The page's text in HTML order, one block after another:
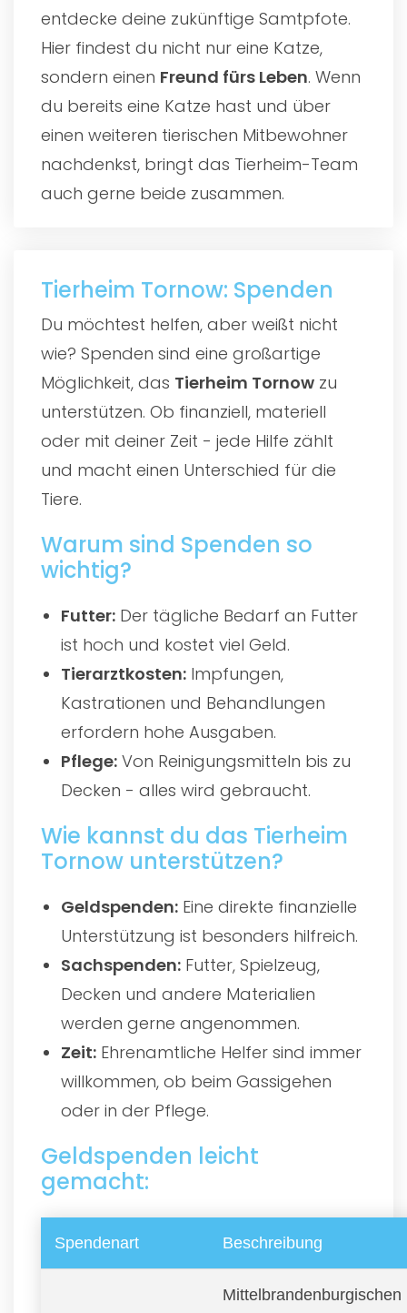
entdecke deine zukünftige Samtpfote.
Hier findest du nicht nur eine Katze,
sondern einen Freund fürs Leben. Wenn
du bereits eine Katze hast und über
einen weiteren tierischen Mitbewohner
nachdenkst, bringt das Tierheim-Team
auch gerne beide zusammen.
Tierheim Tornow: Spenden
Du möchtest helfen, aber weißt nicht
wie? Spenden sind eine großartige
Möglichkeit, das Tierheim Tornow zu
unterstützen. Ob finanziell, materiell
oder mit deiner Zeit - jede Hilfe zählt
und macht einen Unterschied für die
Tiere.
Warum sind Spenden so
wichtig?
Futter: Der tägliche Bedarf an Futter
ist hoch und kostet viel Geld.
Tierarztkosten: Impfungen,
Kastrationen und Behandlungen
erfordern hohe Ausgaben.
Pflege: Von Reinigungsmitteln bis zu
Decken - alles wird gebraucht.
Wie kannst du das Tierheim
Tornow unterstützen?
Geldspenden: Eine direkte finanzielle
Unterstützung ist besonders hilfreich.
Sachspenden: Futter, Spielzeug,
Decken und andere Materialien
werden gerne angenommen.
Zeit: Ehrenamtliche Helfer sind immer
willkommen, ob beim Gassigehen
oder in der Pflege.
Geldspenden leicht
gemacht:
Spendenart Beschreibung
Mittelbrandenburgischen